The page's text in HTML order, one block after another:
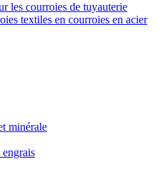
les courroies de tuyauterie
textiles en courroies en acier
minérale